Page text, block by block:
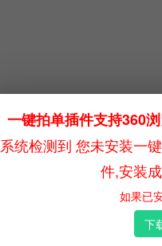
指引
一键拍单插件支持360
系统检测到 您未安装一
件,安装
如果已
下